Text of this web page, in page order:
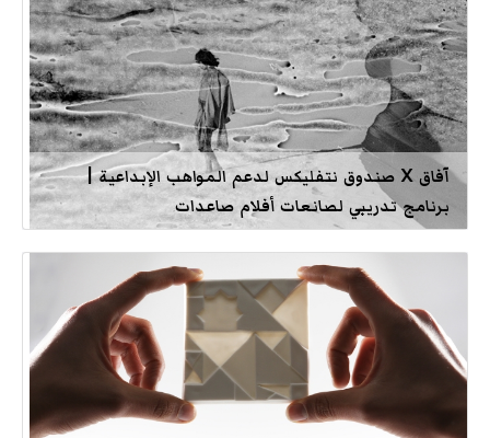
آفاق X صندوق نتفليكس لدعم المواهب الإبداعية |
برنامج تدريبي لصانعات أفلام صاعدات